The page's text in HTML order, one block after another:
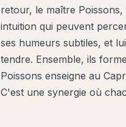
retour, le maître
intuition qui peuvent
ses humeurs subtiles, et
tendre. Ensemble, ils
Poissons enseigne au
C'est une synergie où